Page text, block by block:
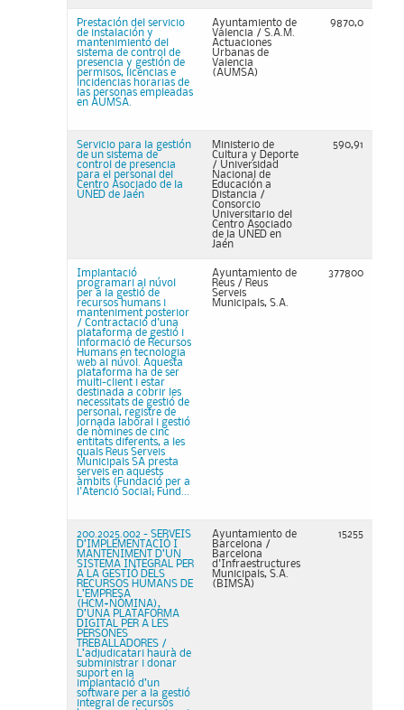
Prestación del servicio
de instalación y
mantenimiento del
sistema de control de
presencia y gestión de
permisos, licencias e
incidencias horarias de
las personas empleadas
en AUMSA.
Ayuntamiento de
Valencia / S.A.M.
Actuaciones
Urbanas de
Valencia
(AUMSA)
9870,0
Servicio para la gestión
de un sistema de
control de presencia
para el personal del
Centro Asociado de la
UNED de Jaén
Ministerio de
Cultura y Deporte
/ Universidad
Nacional de
Educación a
Distancia /
Consorcio
Universitario del
Centro Asociado
de la UNED en
Jaén
590,91
Implantació
programari al núvol
per a la gestió de
recursos humans i
manteniment posterior
/ Contractació d'una
plataforma de gestió i
informació de Recursos
Humans en tecnologia
web al núvol. Aquesta
plataforma ha de ser
multi-client i estar
destinada a cobrir les
necessitats de gestió de
personal, registre de
jornada laboral i gestió
de nòmines de cinc
entitats diferents, a les
quals Reus Serveis
Municipals SA presta
serveis en aquests
àmbits (Fundació per a
l'Atenció Social; Fund...
Ayuntamiento de
Reus / Reus
Serveis
Municipals, S.A.
377800
200.2025.002 - SERVEIS
D’IMPLEMENTACIÓ I
MANTENIMENT D’UN
SISTEMA INTEGRAL PER
A LA GESTIÓ DELS
RECURSOS HUMANS DE
L’EMPRESA
(HCM+NÒMINA),
D’UNA PLATAFORMA
DIGITAL PER A LES
PERSONES
TREBALLADORES /
L’adjudicatari haurà de
subministrar i donar
suport en la
implantació d’un
software per a la gestió
integral de recursos
Ayuntamiento de
Barcelona /
Barcelona
d'Infraestructures
Municipals, S.A.
(BIMSA)
15255